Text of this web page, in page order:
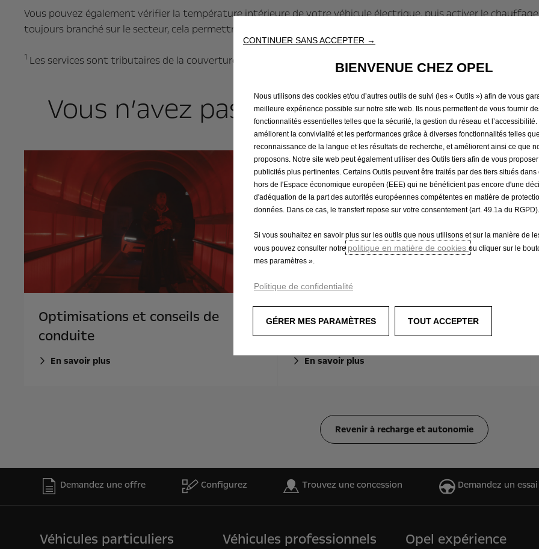
Vous pouvez également vérifier la température intérieure de votre véhicule électrique, puis activer le
toujours branché sur le secteur, cela permettra également d’économiser de l’énergie et d’optimiser l’autonomie.
1 Les services sont tributaires de la couverture et de la disponibilité du réseau mobile.
Vous n’avez pas trouvé l’information
Optimisations et conseils de
conduite
En savoir plus
Consommation des véhicules
électriques
En savoir plus
Revenir à recharge et autonomie
Demandez une offre Configurez Trouvez une concession Demandez un essai
Véhicules particuliers Véhicules professionnels Opel expérience
CONTINUER SANS ACCEPTER →
BIENVENUE CHEZ OPEL
Nous utilisons des cookies et/ou d’autres outils de suivi (les « Outils ») afin de vous
meilleure expérience possible sur notre site web. Ils nous permettent de vous fournir
fonctionnalités essentielles telles que la sécurité, la gestion du réseau et l’accessibilité.
améliorent la convivialité et les performances grâce à diverses fonctionnalités telles
reconnaissance de la langue et les résultats de recherche, et améliorent ainsi ce que
proposons. Notre site web peut également utiliser des Outils tiers afin de vous
publicités plus pertinentes. Certains Outils peuvent être traités par des tiers situés dans
hors de l'Espace économique européen (EEE) qui ne bénéficient pas encore d'une
d'adéquation de la part des autorités européennes compétentes en matière de
données. Dans ce cas, le transfert repose sur votre consentement (art. 49.1a du RGPD).
Si vous souhaitez en savoir plus sur les outils que nous utilisons et sur la manière de
vous pouvez consulter notre politique en matière de cookies ou cliquer sur le
mes paramètres ».
Politique de confidentialité
GÉRER MES PARAMÈTRES TOUT ACCEPTER